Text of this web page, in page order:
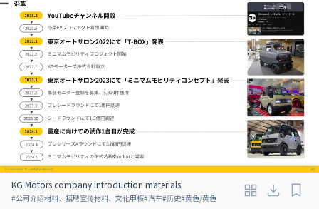
KG Motors company introduction materials
#公司介绍材料、招聘宣传材料、文化甲板#汽车#历史#黄色/黄色